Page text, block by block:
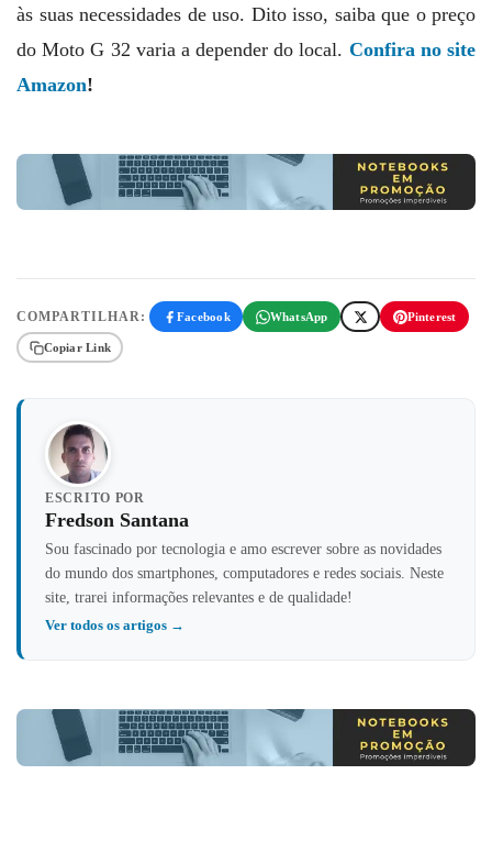
às suas necessidades de uso. Dito isso, saiba que o preço
do Moto G 32 varia a depender do local. Confira no site
Amazon!
COMPARTILHAR: Facebook WhatsApp Pinterest
Copiar Link
ESCRITO POR
Fredson Santana
Sou fascinado por tecnologia e amo escrever sobre as novidades
do mundo dos smartphones, computadores e redes sociais. Neste
site, trarei informações relevantes e de qualidade!
Ver todos os artigos →